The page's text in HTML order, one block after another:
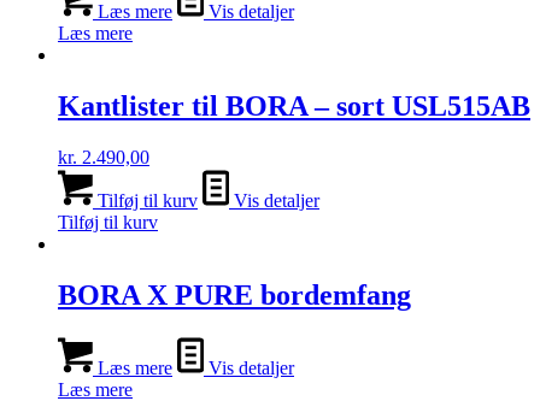
Læs mere
Vis detaljer
Læs mere
Kantlister til BORA – sort USL515AB
kr. 2.490,00
Tilføj til kurv
Vis detaljer
Tilføj til kurv
BORA X PURE bordemfang
Læs mere
Vis detaljer
Læs mere